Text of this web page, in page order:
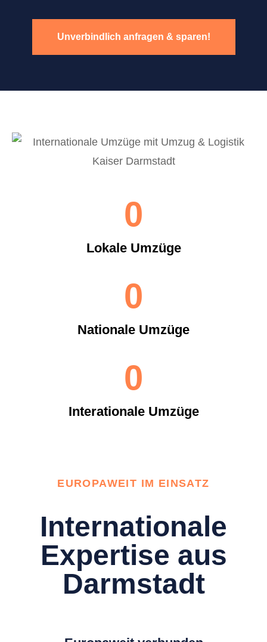
Unverbindlich anfragen & sparen!
Lokale Umzüge
0
Nationale Umzüge
0
Interationale Umzüge
0
EUROPAWEIT IM EINSATZ
Internationale
Expertise aus
Darmstadt